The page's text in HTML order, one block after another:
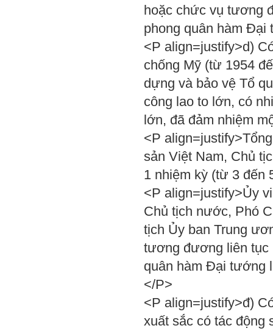
hoặc chức vụ tương
phong quân hàm
<P align=justify>d)
chống Mỹ (từ 1954
dựng và bảo vệ Tổ
công lao to lớn, có
lớn, đã đảm nhiệm
<P
sản Việt Nam, Chủ
1 nhiệm kỳ (từ 3 đến
<P align=justify>Ủy
Chủ tịch nước, Phó
tịch Ủy ban Trung
tương đương liên tục
quân hàm Đại tướng
</P>
<P align=justify>đ)
xuất sắc có tác động